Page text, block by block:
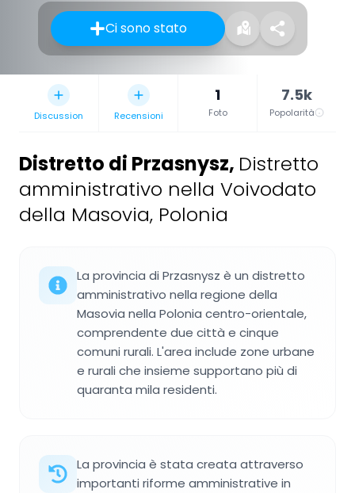
Ci sono stato
Discussion Recensioni
1
Foto
7.5k
Popolarità
Distretto di Przasnysz, Distretto
amministrativo nella Voivodato
della Masovia, Polonia
La provincia di Przasnysz è un distretto
amministrativo nella regione della
Masovia nella Polonia centro-orientale,
comprendente due città e cinque
comuni rurali. L'area include zone urbane
e rurali che insieme supportano più di
quaranta mila residenti.
La provincia è stata creata attraverso
importanti riforme amministrative in